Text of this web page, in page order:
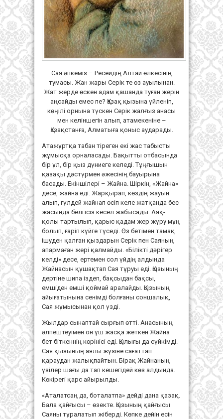
Сая әпкеміз – Ресейдің Алтай өлкесінің
тумасы. Жан жары Серік те өз ауылынан.
Жат жерде өскен адам қашанда туған жерін
аңсайды емес пе? Қазақ қызына үйленіп,
көңілі орнына түскен Серік жалғыз анасы
мен келіншегін алып, атамекеніне –
Қазақстанға, Алматыға қоныс аударады.
Атажұртқа табан тіреген екі жас табысты
жұмысқа орналасады. Бақытты отбасында
бір ұл, бір қыз дүниеге келеді. Тұңғышын
қазақы дәстүрмен әжесінің бауырына
басады. Екіншілері – Жайна. Шіркін, «Жайна»
десе, жайна еді. Жарқырап, көздің жауын
алып, гүлдей жайнап өсіп келе жатқанда бес
жасында белгісіз кесел жабысады. Аяқ-
қолы тартылып, қарыс қадам жер жүру мұң
болып, ғаріп күйге түседі. Өз бетімен тамақ
ішуден қалған қыздарын Серік пен Саяның
апармаған жері қалмайды. «Білікті дәрігер
келді» десе, ертемен сол үйдің алдында
Жайнасын құшақтап Сая тұруы еді. Қызының
дертіне шипа іздеп, бақсыдан бақсы,
емшіден емші қоймай аралайды. Қызының
айығатынына сенімді болғаны соншалық,
Сая жұмысынан қол үзді.
Жылдар сынаптай сырғып өтті. Анасының
әлпештеуімен он үш жасқа жеткен Жайна
бет біткеннің көрінісі еді. Қылығы да сүйкімді.
Сая қызының аялы жүзіне сағаттап
қараудан жалықпайтын. Бірақ Жайнаның
үзілер шағы да тап кешегідей көз алдында.
Көкірегі қарс айырылды.
«Аталатсаң да, боталатпа» дейді дана қазақ.
Бала қайғысы – өзекте. Қызының қайғысы
Саяны тұралатып жіберді. Көпке дейін есін